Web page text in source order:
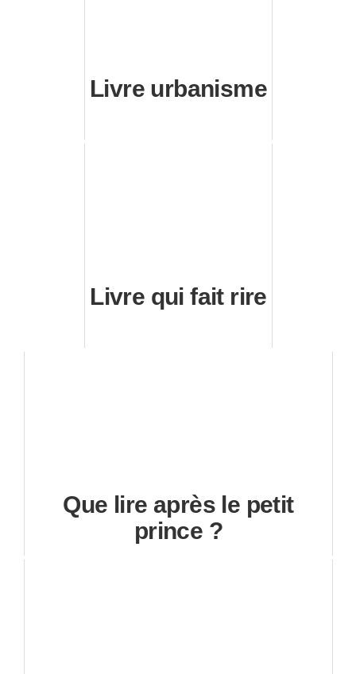
Livre urbanisme
Livre qui fait rire
Que lire après le petit
prince ?